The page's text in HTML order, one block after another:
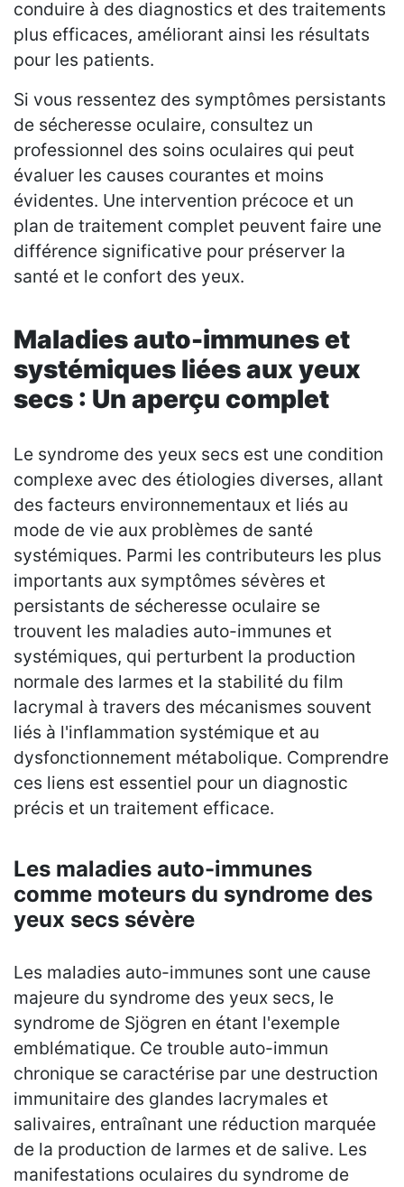
conduire à des diagnostics et des traitements
plus efficaces, améliorant ainsi les résultats
pour les patients.
Si vous ressentez des symptômes persistants
de sécheresse oculaire, consultez un
professionnel des soins oculaires qui peut
évaluer les causes courantes et moins
évidentes. Une intervention précoce et un
plan de traitement complet peuvent faire une
différence significative pour préserver la
santé et le confort des yeux.
Maladies auto-immunes et
systémiques liées aux yeux
secs : Un aperçu complet
Le syndrome des yeux secs est une condition
complexe avec des étiologies diverses, allant
des facteurs environnementaux et liés au
mode de vie aux problèmes de santé
systémiques. Parmi les contributeurs les plus
importants aux symptômes sévères et
persistants de sécheresse oculaire se
trouvent les maladies auto-immunes et
systémiques, qui perturbent la production
normale des larmes et la stabilité du film
lacrymal à travers des mécanismes souvent
liés à l'inflammation systémique et au
dysfonctionnement métabolique. Comprendre
ces liens est essentiel pour un diagnostic
précis et un traitement efficace.
Les maladies auto-immunes
comme moteurs du syndrome des
yeux secs sévère
Les maladies auto-immunes sont une cause
majeure du syndrome des yeux secs, le
syndrome de Sjögren en étant l'exemple
emblématique. Ce trouble auto-immun
chronique se caractérise par une destruction
immunitaire des glandes lacrymales et
salivaires, entraînant une réduction marquée
de la production de larmes et de salive. Les
manifestations oculaires du syndrome de